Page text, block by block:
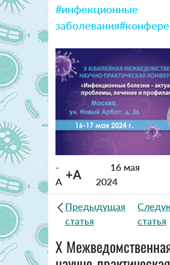
#инфекционные
заболевания
-
A +A
16 мая
2024
Предыдущая
статья
статья
X